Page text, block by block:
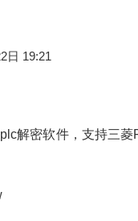
日 19:21
解密软件，支持三